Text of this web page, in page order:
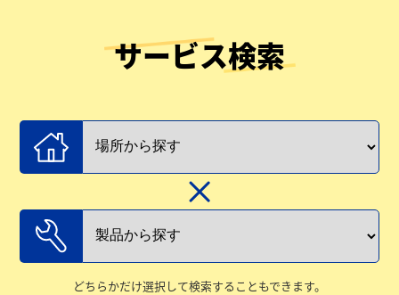
サービス検索
どちらかだけ選択して検索することもできます。